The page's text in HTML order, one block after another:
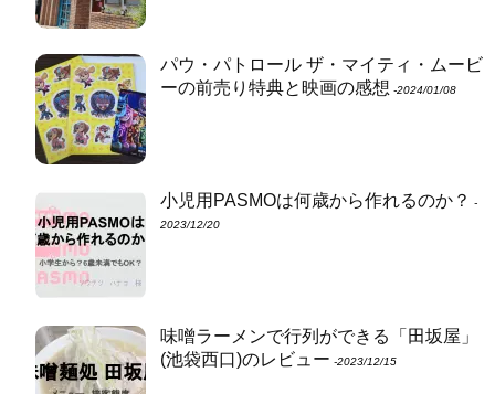
パウ・パトロール ザ・マイティ・ムービ
ーの前売り特典と映画の感想 ‐2024/01/08
小児用PASMOは何歳から作れるのか？
‐
2023/12/20
味噌ラーメンで行列ができる「田坂屋」
(池袋西口)のレビュー ‐2023/12/15